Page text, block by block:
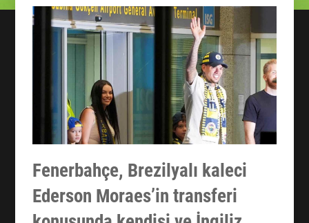
Fenerbahçe, Brezilyalı kaleci
Ederson Moraes’in transferi